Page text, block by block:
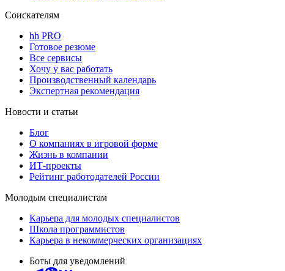
Соискателям
hh PRO
Готовое резюме
Все сервисы
Хочу у вас работать
Производственный календарь
Экспертная рекомендация
Новости и статьи
Блог
О компаниях в игровой форме
Жизнь в компании
ИТ-проекты
Рейтинг работодателей России
Молодым специалистам
Карьера для молодых специалистов
Школа программистов
Карьера в некоммерческих организациях
Боты для уведомлений